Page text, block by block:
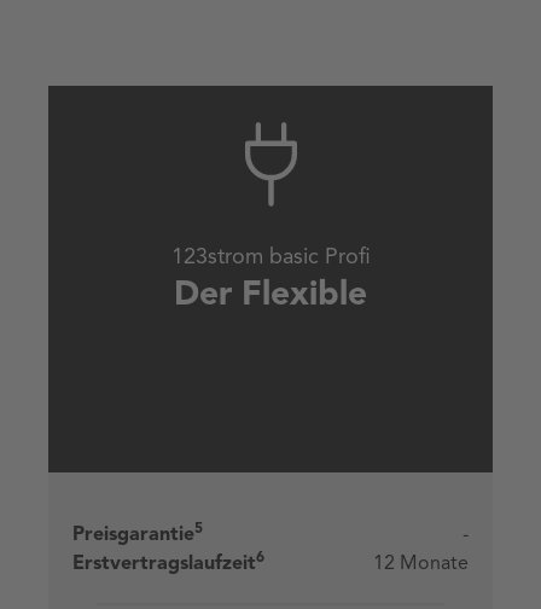
123strom basic Profi
Der Flexible
Preisgarantie5
-
Erstvertragslaufzeit6 12 Monate